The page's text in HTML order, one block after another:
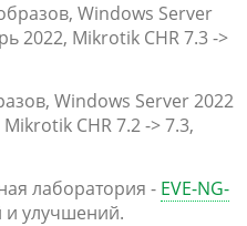
Windows Server
2022, Mikrotik CHR 7.3 ->
Windows Server 2022
CHR 7.2 -> 7.3,
лаборатория - EVE-NG-
и улучшений.